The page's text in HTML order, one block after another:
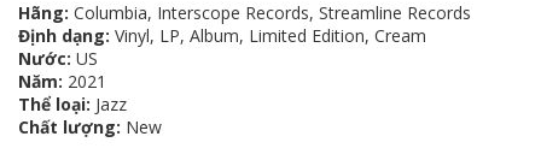
Hãng: Columbia, Interscope Records, Streamline Records
Định dạng: Vinyl, LP, Album, Limited Edition, Cream
Nước: US
Năm: 2021
Thể loại: Jazz
Chất lượng: New